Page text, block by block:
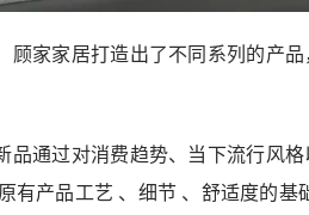
顾家家居打造出了不同系列的产
品通过对消费趋势、当下流行风
有产品⼯艺 、细节 、舒适度的